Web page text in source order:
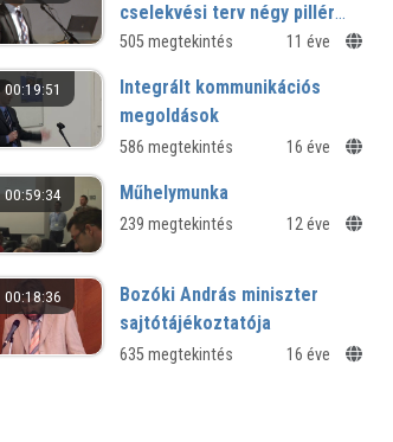
cselekvési terv négy pillér
mentén – Digitális
505 megtekintés 11 éve
00:19:51
Integrált kommunikációs
megoldások
586 megtekintés 16 éve
00:59:34 Műhelymunka
239 megtekintés 12 éve
00:18:36
Bozóki András miniszter
sajtótájékoztatója
635 megtekintés 16 éve